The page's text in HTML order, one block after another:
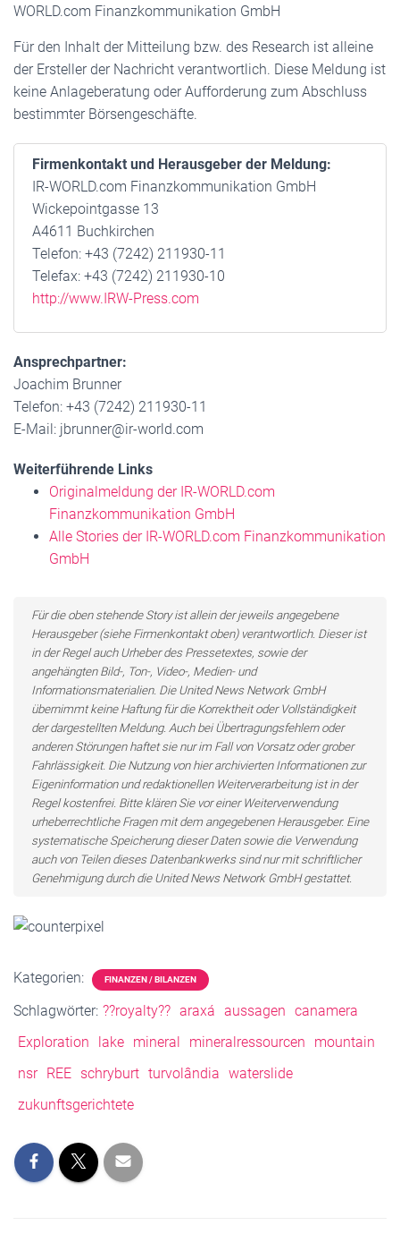
WORLD.com Finanzkommunikation GmbH
Für den Inhalt der Mitteilung bzw. des Research ist alleine
der Ersteller der Nachricht verantwortlich. Diese Meldung ist
keine Anlageberatung oder Aufforderung zum Abschluss
bestimmter Börsengeschäfte.
Firmenkontakt und Herausgeber der Meldung:
IR-WORLD.com Finanzkommunikation GmbH
Wickepointgasse 13
A4611 Buchkirchen
Telefon: +43 (7242) 211930-11
Telefax: +43 (7242) 211930-10
http://www.IRW-Press.com
Ansprechpartner:
Joachim Brunner
Telefon: +43 (7242) 211930-11
E-Mail: jbrunner@ir-world.com
Weiterführende Links
Originalmeldung der IR-WORLD.com
Finanzkommunikation GmbH
Alle Stories der IR-WORLD.com Finanzkommunikation
GmbH
Für die oben stehende Story ist allein der jeweils angegebene
Herausgeber (siehe Firmenkontakt oben) verantwortlich. Dieser ist
in der Regel auch Urheber des Pressetextes, sowie der
angehängten Bild-, Ton-, Video-, Medien- und
Informationsmaterialien. Die United News Network GmbH
übernimmt keine Haftung für die Korrektheit oder Vollständigkeit
der dargestellten Meldung. Auch bei Übertragungsfehlern oder
anderen Störungen haftet sie nur im Fall von Vorsatz oder grober
Fahrlässigkeit. Die Nutzung von hier archivierten Informationen zur
Eigeninformation und redaktionellen Weiterverarbeitung ist in der
Regel kostenfrei. Bitte klären Sie vor einer Weiterverwendung
urheberrechtliche Fragen mit dem angegebenen Herausgeber. Eine
systematische Speicherung dieser Daten sowie die Verwendung
auch von Teilen dieses Datenbankwerks sind nur mit schriftlicher
Genehmigung durch die United News Network GmbH gestattet.
Kategorien: FINANZEN / BILANZEN
Schlagwörter: ??royalty?? araxá aussagen canamera
Exploration
lake mineral mineralressourcen
mountain
nsr
REE schryburt turvolândia waterslide
zukunftsgerichtete